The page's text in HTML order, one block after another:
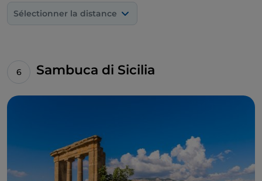
communautaire qui se fait le porte-parole de
établissements d'hébergement, des restaurants, des
associations culturelles et des associations
qui sont restés inaccessibles pendant longtemps,
expériences incontournables et passionnantes,
telles que le travail de la céramique, le dessin et la
création de bijoux en corail, la fabrication de
masques en papier mâché, la préparation de fruits
Sélectionner la distance
Sambuca di Sicilia